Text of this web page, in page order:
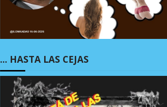
… HASTA LAS CEJAS